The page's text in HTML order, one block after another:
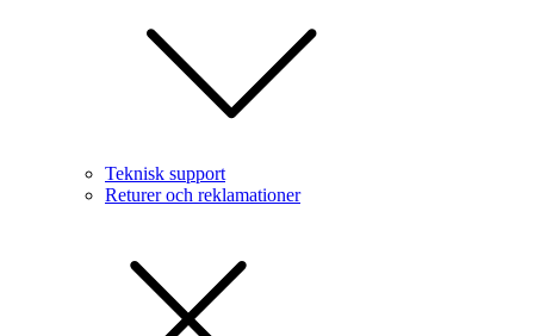
Teknisk support
Returer och reklamationer